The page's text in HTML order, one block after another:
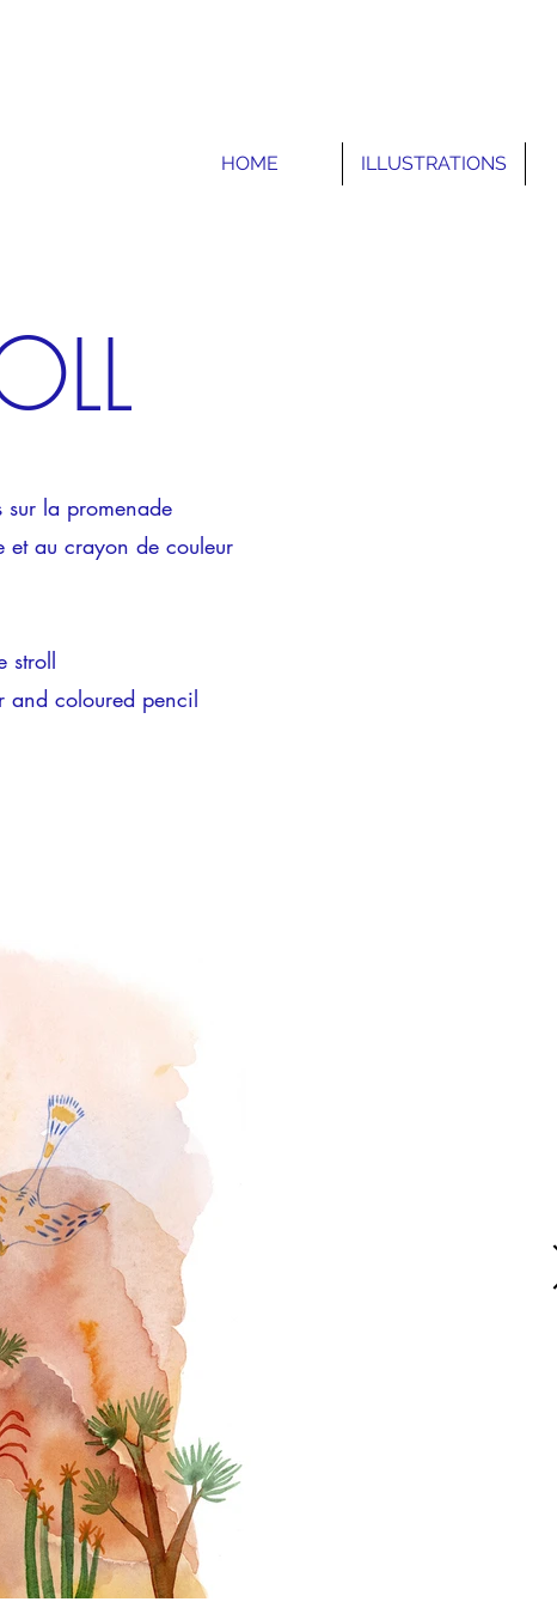
HOME ILLUSTRATIONS
sur la promenade
et au crayon de couleur
stroll
and coloured pencil